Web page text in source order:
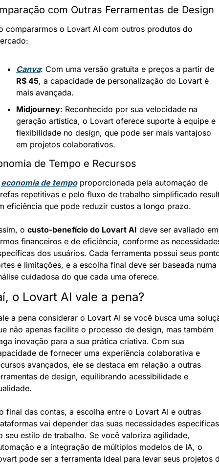
com Outras Ferramentas de Design
compararmos o Lovart AI com outros produtos do
Canva
: Com uma versão gratuita e preços a partir de
R$ 45, a capacidade de personalização do Lovart é
mais avançada.
Midjourney: Reconhecido por sua velocidade na
geração artística, o Lovart oferece suporte à equipe e
flexibilidade no design, que pode ser mais vantajoso
em projetos colaborativos.
de Tempo e Recursos
economia de tempo proporcionada pela automação de
repetitivas e pelo fluxo de trabalho simplificado
eficiência que pode reduzir custos a longo prazo.
o custo-benefício do Lovart AI deve ser avaliado em
financeiros e de eficiência, conforme as
dos usuários. Cada ferramenta possui seus
e limitações, e a escolha final deve ser baseada numa
cuidadosa do que cada uma oferece.
o Lovart AI vale a pena?
a pena considerar o Lovart AI se você busca uma
não apenas facilite o processo de design, mas também
inovação para a sua prática criativa. Com sua
de fornecer uma experiência colaborativa e
avançados, ele se destaca em relação a outras
de design, equilibrando acessibilidade e
final das contas, a escolha entre o Lovart AI e outras
vai depender das suas necessidades
seu estilo de trabalho. Se você valoriza agilidade,
e a integração de múltiplos modelos de IA, o
pode ser a ferramenta ideal para levar seus projetos